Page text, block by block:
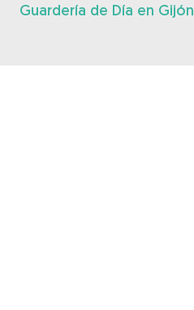
Guardería de Día en Gijón